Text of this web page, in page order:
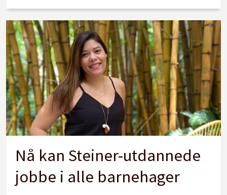
Nå kan Steiner-utdannede
jobbe i alle barnehager